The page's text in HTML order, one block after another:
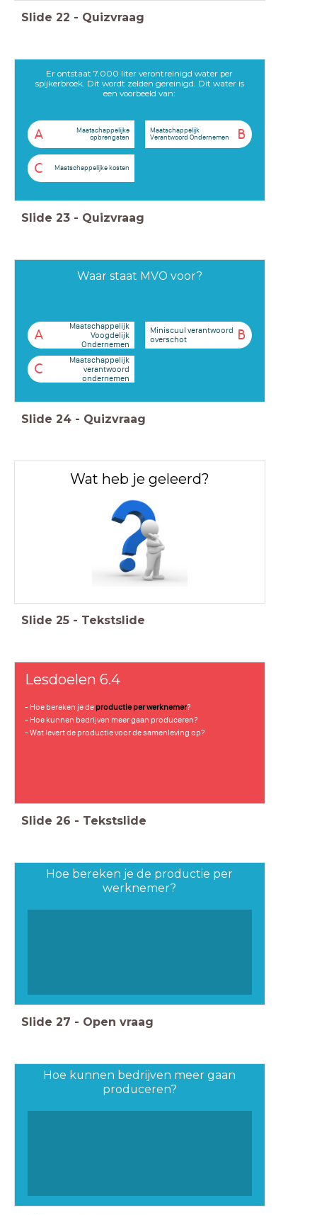
Slide 22 - Quizvraag
Er ontstaat 7.000 liter verontreinigd water per
spijkerbroek. Dit wordt zelden gereinigd. Dit water is
een voorbeeld van:
A
Maatschappelijke
opbrengsten
B
Maatschappelijk
Verantwoord Ondernemen
C Maatschappelijke kosten
Slide 23 - Quizvraag
Waar staat MVO voor?
A
Maatschappelijk
Voogdelijk
Ondernemen
B
Miniscuul verantwoord
overschot
C
Maatschappelijk
verantwoord
ondernemen
Slide 24 - Quizvraag
Wat heb je geleerd?
Slide 25 - Tekstslide
Lesdoelen 6.4
- Hoe bereken je de productie per werknemer?
- Hoe kunnen bedrijven meer gaan produceren?
- Wat levert de productie voor de samenleving op?
Slide 26 - Tekstslide
Hoe bereken je de productie per
werknemer?
Slide 27 - Open vraag
Hoe kunnen bedrijven meer gaan
produceren?